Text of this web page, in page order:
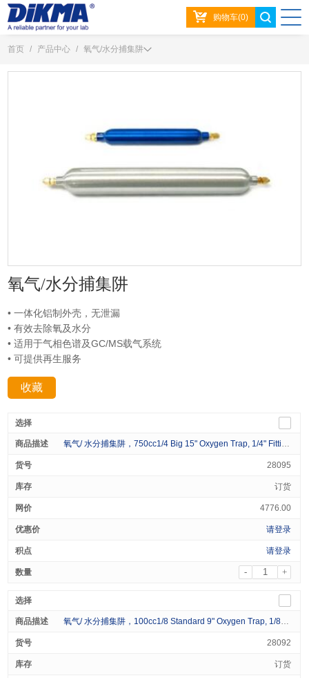
购物车(0)
首页 / 产品中心 / 氧气/水分捕集阱
氧气/水分捕集阱
• 一体化铝制外壳，无泄漏
• 有效去除氧及水分
• 适用于气相色谱及GC/MS载气系统
• 可提供再生服务
收藏
氧气/ 水分捕集阱，750cc1/4 Big 15" Oxygen Trap, 1/4" Fittings
28095
订货
4776.00
请登录
请登录
- +
氧气/ 水分捕集阱，100cc1/8 Standard 9" Oxygen Trap, 1/8" Fittings
28092
订货